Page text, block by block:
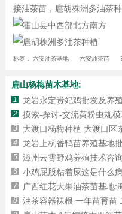
接油茶苗，扈胡株洲多油茶种
标签： 六安油茶基地 六安油茶苗
扁山杨梅苗木基地:
1 龙岩永定贵妃鸡批发及养
2 摸索-探讨-交流黄粉虫规
3 大渡口杨梅种植 大渡口区
4 龙岩上杭番鸭苗养殖基地
5 漳州云霄野鸡养殖技术咨
6 小鸡屁股粘着屎这是什么
7 广西红花大果油茶苗基地:
8 油茶容器裸根 一年苗育苗